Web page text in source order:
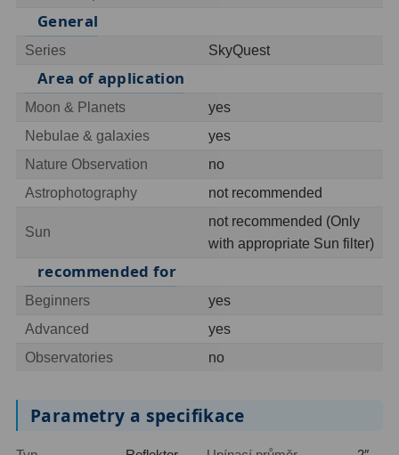
Barlow 5x8
Převracecí
Hledáčky28
Optické hledáčky15
Příslušenství54
Redukce 1,25" a 2"
Čištění
General
Series SkyQuest
Area of application
Moon & Planets
yes
Nebulae & galaxies
yes
Nature Observation
no
Astrophotography
not recommended
Sun
not recommended (Only
with appropriate Sun filter)
recommended for
Beginners
yes
Advanced
yes
Observatories
no
Parametry a specifikace